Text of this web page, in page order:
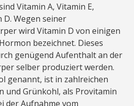
Vitamin A, Vitamin E,
D. Wegen seiner
wird Vitamin D von einigen
bezeichnet. Dieses
genügend Aufenthalt an der
selber produziert werden.
genannt, ist in zahlreichen
und Grünkohl, als Provitamin
der Aufnahme vom